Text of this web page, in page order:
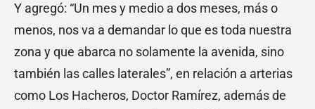
Y agregó: “Un mes y medio a dos meses, más o
menos, nos va a demandar lo que es toda nuestra
zona y que abarca no solamente la avenida, sino
también las calles laterales”, en relación a arterias
como Los Hacheros, Doctor Ramírez, además de